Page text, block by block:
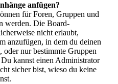
anfügen?
für Foren, Gruppen und
werden. Die Board-
nicht erlaubt,
anzufügen, in dem du deinen
oder nur bestimmte Gruppen
kannst einen Administrator
sicher bist, wieso du keine